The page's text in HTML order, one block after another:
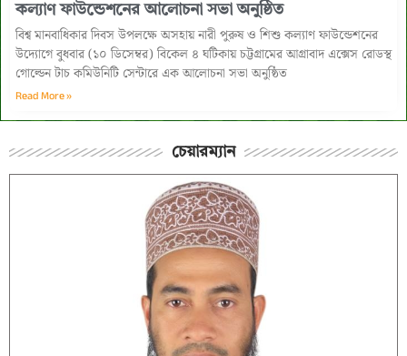
কল্যাণ ফাউন্ডেশনের আলোচনা সভা অনুষ্ঠিত
বিশ্ব মানবাধিকার দিবস উপলক্ষে অসহায় নারী পুরুষ ও শিশু কল্যাণ ফাউন্ডেশনের
উদ্যোগে বুধবার (১০ ডিসেম্বর) বিকেল ৪ ঘটিকায় চট্টগ্রামের আগ্রাবাদ এক্সেস রোডস্থ
গোল্ডেন টাচ কমিউনিটি সেন্টারে এক আলোচনা সভা অনুষ্ঠিত
Read More »
চেয়ারম্যান